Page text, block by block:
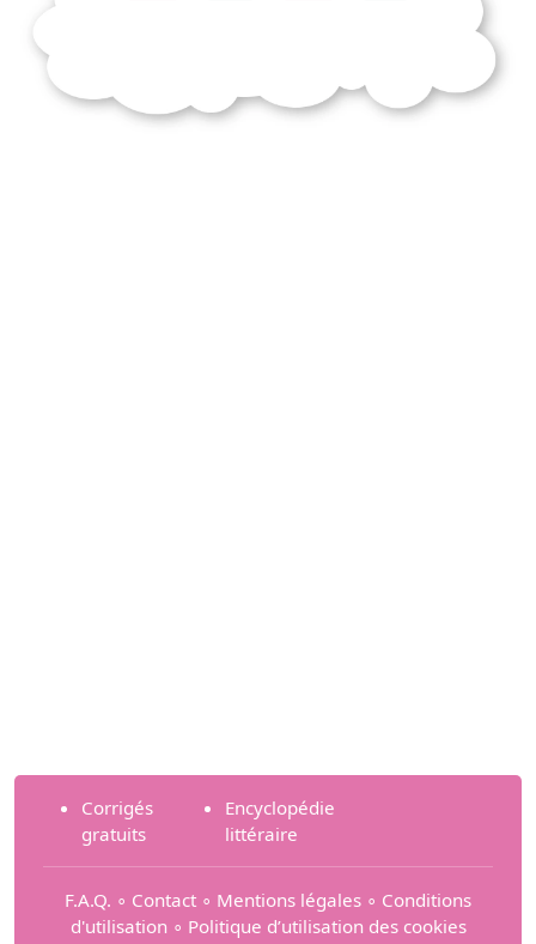
Corrigés
gratuits
Encyclopédie
littéraire
F.A.Q. ∘ Contact ∘ Mentions légales ∘ Conditions
d'utilisation ∘ Politique d’utilisation des cookies